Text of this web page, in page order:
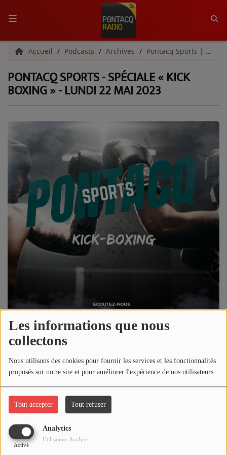
Les informations que nous
collectons
Nous utilisons des cookies pour fournir les services et les fonctionnalités
proposés sur notre site et pour améliorer l'expérience de nos utilisateurs.
Tout accepter Tout refuser
Analytics
Activé
Utilisation: Analyse
ACCUEIL
RADIO
L'ÉQUIPE
GRILLE DES PROGRAMMES
C'ÉTAIT QUOI CE TITRE ?
MÉDIAS
PODCASTS - SAISON 2026/2027
NOS PROGRAMMES COURTS
ARCHIVES - SAISONS PASSÉES
VOS ÉMISSIONS EN IMAGES
ANNONCEURS & ESPACE PRO
VOTRE PUBLICITÉ SUR PONTACQ RADIO
LOCATION DE STUDIOS
ÉDUCATION AUX MÉDIAS ET À
L'INFORMATION
ÉCOUTEZ LES PRODUCTIONS
Accueil Podcasts Archives Pontacq Sports | Archives
PONTACQ SPORTS - SPÉCIALE « KICK
BOXING » - LUNDI 22 MAI 2023
Écouter le podcast
Télécharger le podcast
Réécoutez l'émissionPONTACQ SPORTS